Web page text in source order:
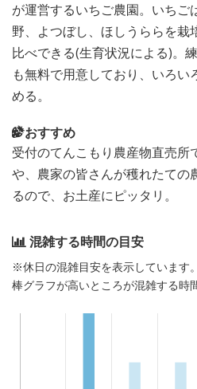
が運営するいちご農園。いちご
野、よつぼし、ほしうららを栽
比べできる(生育状況による)。
も無料で用意しており、いろい
める。
おすすめ
受付のてんこもり農産物直売所
や、農家の皆さんが穫れたての
るので、お土産にピッタリ。
混雑する時間の目安
※休日の混雑目安を表示しています。
棒グラフが高いところが混雑する時